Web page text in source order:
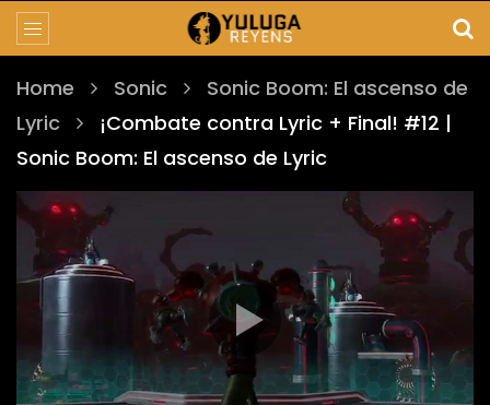
Home Sonic
Sonic Boom: El ascenso de
Lyric
¡Combate contra Lyric + Final! #12 |
Sonic Boom: El ascenso de Lyric